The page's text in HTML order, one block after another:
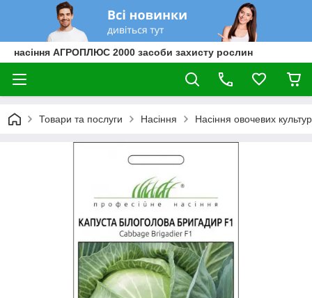
насіння АГРОПЛЮС 2000 засоби захисту рослин
Товари та послуги Насіння Насіння овочевих культур